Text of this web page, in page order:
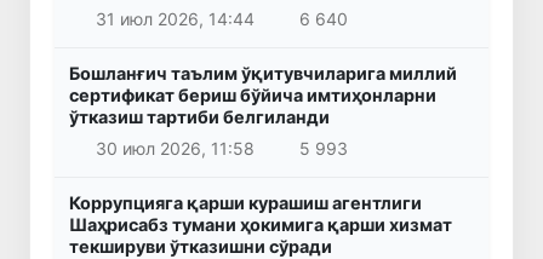
31 июл 2026, 14:44
6 640
Бошланғич таълим ўқитувчиларига миллий
сертификат бериш бўйича имтиҳонларни
ўтказиш тартиби белгиланди
30 июл 2026, 11:58
5 993
Коррупцияга қарши курашиш агентлиги
Шаҳрисабз тумани ҳокимига қарши хизмат
текшируви ўтказишни сўради